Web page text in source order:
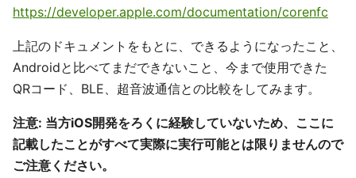
https://developer.apple.com/documentation/corenfc
上記のドキュメントをもとに、できるようになったこと、
Androidと比べてまだできないこと、今まで使用できた
QRコード、BLE、超音波通信との比較をしてみます。
注意: 当方iOS開発をろくに経験していないため、ここに
記載したことがすべて実際に実行可能とは限りませんので
ご注意ください。